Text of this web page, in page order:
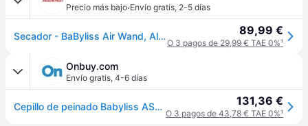
Precio más bajo·Envío gratis, 2-5 días
Secador - BaByliss Air Wand, Alisador y Styler, De cabello mojado a peinado perfecto, Con aire, 1600W, 123 km/h, 4 temperaturas, 3 velocidades, Azul 89,99 €
O 3 pagos de 29,99 € TAE 0%¹
Onbuy.com
Envío gratis, 4-6 días
Cepillo de peinado Babyliss AS6550E – Varita de aire multistyler – Secador de pelo, plancha y moldeador. Todo en uno. 131,36 €
O 3 pagos de 43,78 € TAE 0%¹